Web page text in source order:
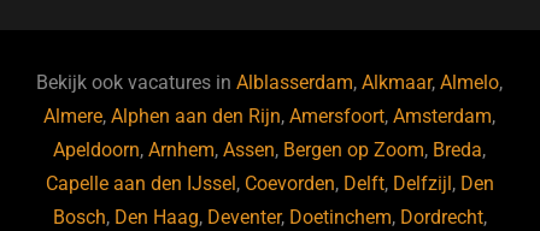
b
o
o
k
ky dI
n
Bekijk ook vacatures inAlblasserdam,Alkmaar,Almelo,
Almere,Alphen aan den Rijn,Amersfoort,Amsterdam,
Apeldoorn,Arnhem,Assen, Bergen op Zoom, Breda,
Capelle aan den IJssel , Coevorden, Delft, Delfzijl , Den
Bosch, Den Haag, Deventer, Doetinchem, Dordrecht,